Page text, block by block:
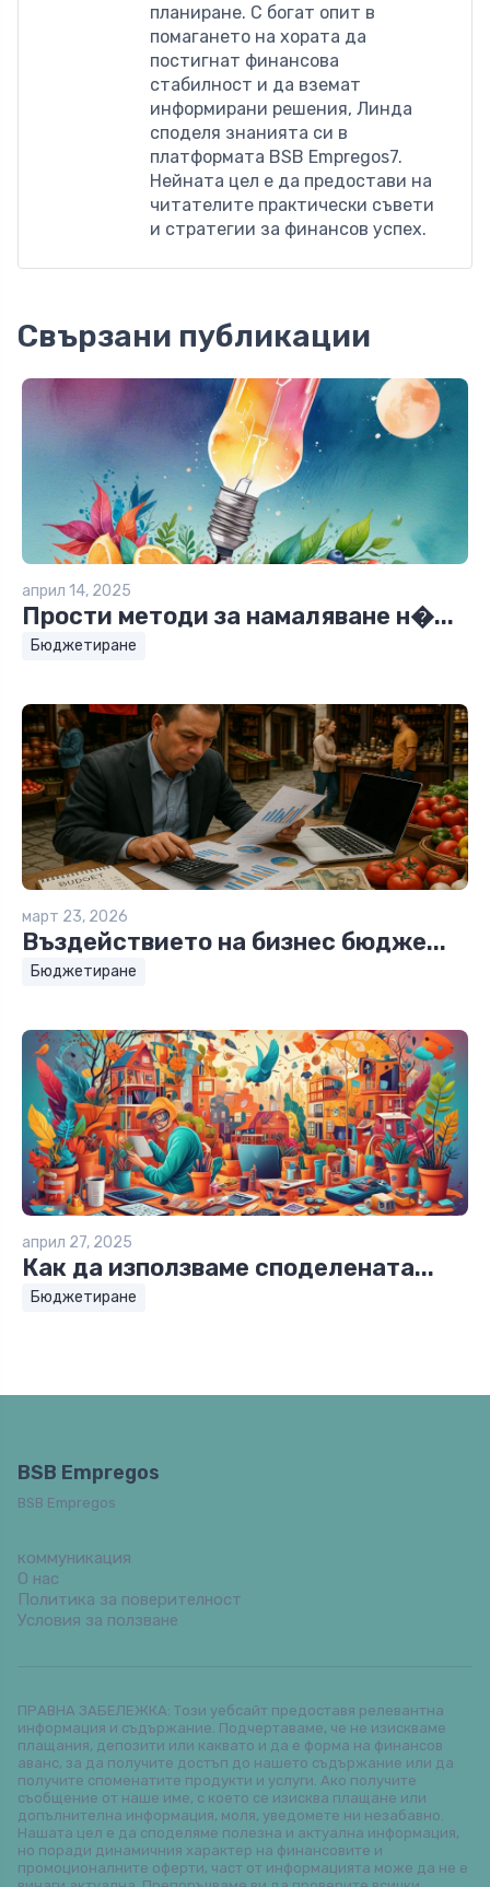
планиране. С богат опит в
помагането на хората да
постигнат финансова
стабилност и да вземат
информирани решения, Линда
споделя знанията си в
платформата BSB Empregos7.
Нейната цел е да предостави на
читателите практически съвети
и стратегии за финансов успех.
Свързани публикации
април 14, 2025
Прости методи за намаляване н�...
Бюджетиране
март 23, 2026
Въздействието на бизнес бюдже...
Бюджетиране
април 27, 2025
Как да използваме споделената...
Бюджетиране
BSB Empregos
BSB Empregos
коммуникация
О нас
Политика за поверителност
Условия за ползване
ПРАВНА ЗАБЕЛЕЖКА: Този уебсайт предоставя релевантна
информация и съдържание. Подчертаваме, че не изискваме
плащания, депозити или каквато и да е форма на финансов
аванс, за да получите достъп до нашето съдържание или да
получите споменатите продукти и услуги. Ако получите
съобщение от наше име, с което се изисква плащане или
допълнителна информация, моля, уведомете ни незабавно.
Нашата цел е да споделяме полезна и актуална информация,
но поради динамичния характер на финансовите и
промоционалните оферти, част от информацията може да не е